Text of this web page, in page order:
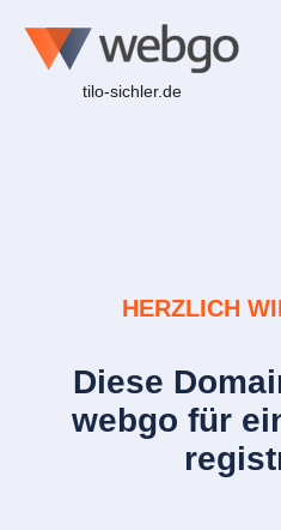
tilo-sichler.de
HERZLICH
Diese
webgo für